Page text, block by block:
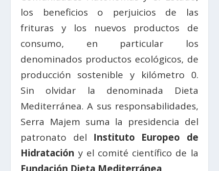
los beneficios o perjuicios de las
frituras y los nuevos productos de
consumo, en particular los
denominados productos ecológicos, de
producción sostenible y kilómetro 0.
Sin olvidar la denominada Dieta
Mediterránea. A sus responsabilidades,
Serra Majem suma la presidencia del
patronato del Instituto Europeo de
Hidratación y el comité científico de la